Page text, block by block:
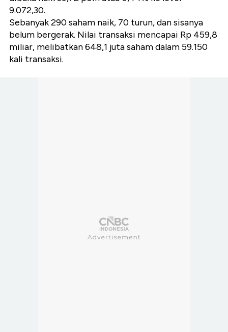
9.072,30.
Sebanyak 290 saham naik, 70 turun, dan sisanya
belum bergerak. Nilai transaksi mencapai Rp 459,8
miliar, melibatkan 648,1 juta saham dalam 59.150
kali transaksi.